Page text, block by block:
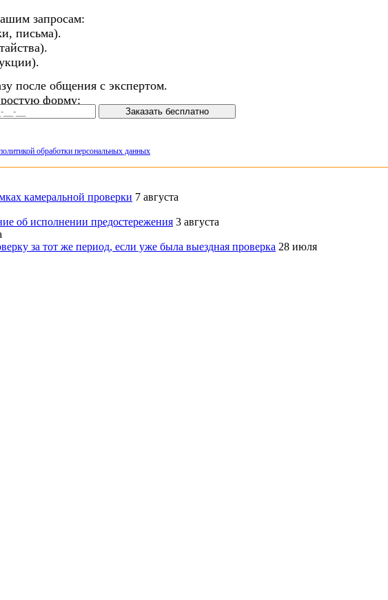
запросам:
письма).
после общения с экспертом.
форму:
Заказать бесплатно
обработки персональных данных
камеральной проверки 7 августа
об исполнении предостережения 3 августа
за тот же период, если уже была выездная проверка 28 июля